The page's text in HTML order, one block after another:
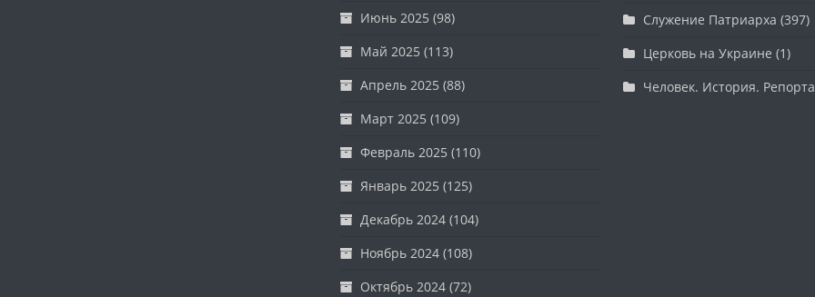
Июнь 2025 (98)
Май 2025 (113)
Апрель 2025 (88)
Март 2025 (109)
Февраль 2025 (110)
Январь 2025 (125)
Декабрь 2024(104)
Ноябрь 2024(108)
Октябрь 2024(72)
Служение Патриарха (397)
Церковь на Украине (1)
Человек. История.